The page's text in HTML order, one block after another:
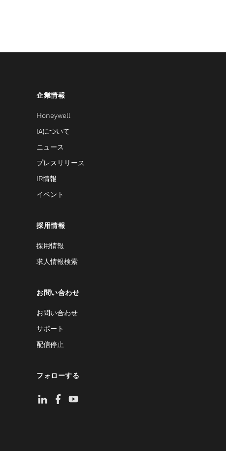
企業情報
Honeywell
IAについて
ニュース
プレスリリース
IR情報
イベント
採用情報
採用情報
求人情報検索
お問い合わせ
お問い合わせ
サポート
配信停止
フォローする